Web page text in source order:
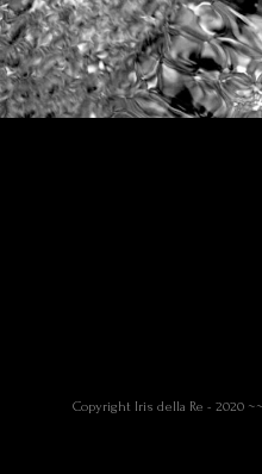
Copyright Iris della Re - 2020